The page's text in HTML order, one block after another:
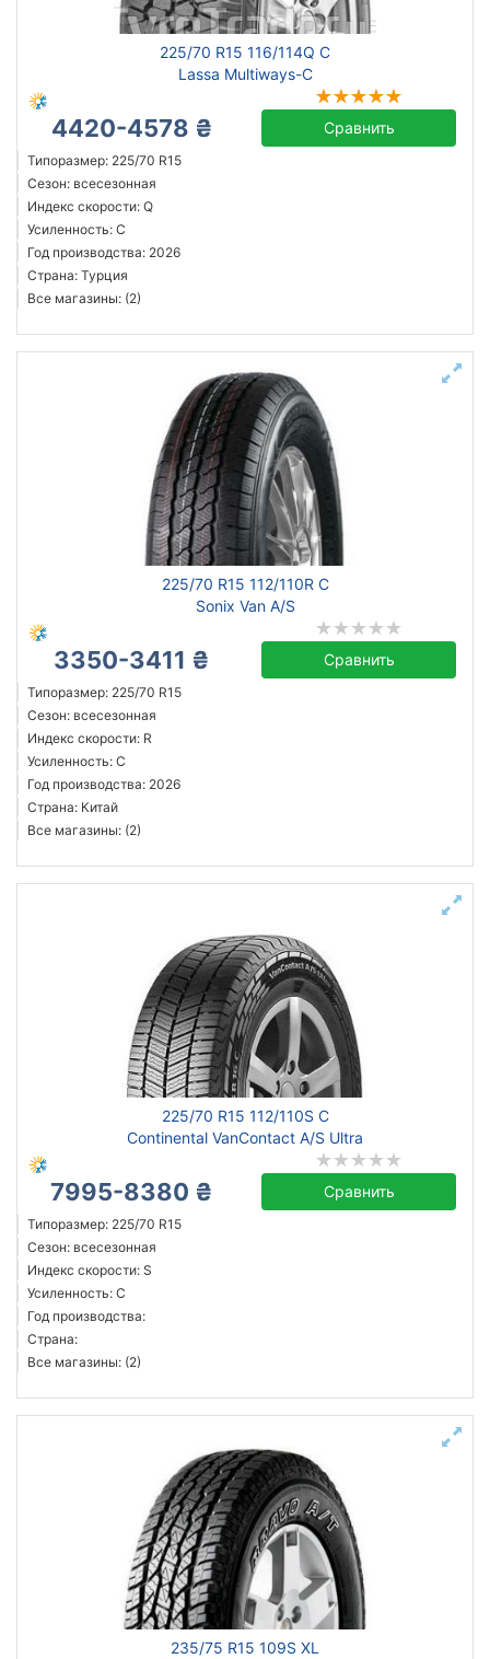
225/70 R15 116/114Q C
Lassa Multiways-C
4420-4578 ₴ Сравнить
Типоразмер: 225/70 R15
Сезон: всесезонная
Индекс скорости: Q
Усиленность: C
Год производства: 2026
Страна: Турция
Все магазины: (2)
225/70 R15 112/110R C
Sonix Van A/S
3350-3411 ₴ Сравнить
Типоразмер: 225/70 R15
Сезон: всесезонная
Индекс скорости: R
Усиленность: C
Год производства: 2026
Страна: Китай
Все магазины: (2)
225/70 R15 112/110S C
Continental VanContact A/S Ultra
7995-8380 ₴ Сравнить
Типоразмер: 225/70 R15
Сезон: всесезонная
Индекс скорости: S
Усиленность: C
Год производства:
Страна:
Все магазины: (2)
235/75 R15 109S XL